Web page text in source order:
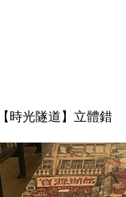
時光隧道】立體錯